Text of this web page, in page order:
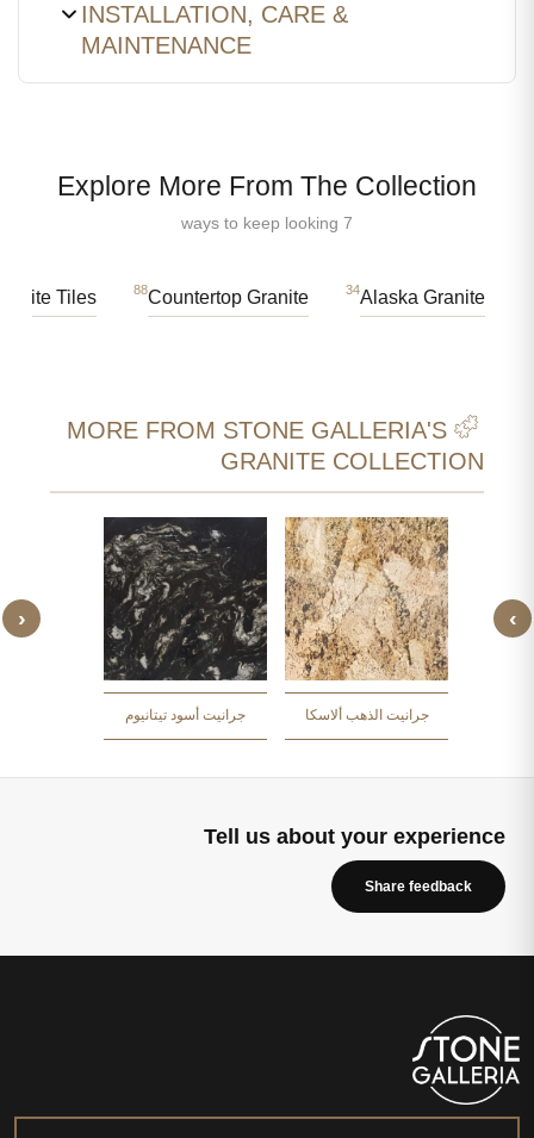
INSTALLATION, CARE &
MAINTENANCE
Explore More From The Collection
7 ways to keep looking
Alaska Granite
34
Countertop Granite
88
Tiles
MORE FROM STONE GALLERIA'S
GRANITE COLLECTION
‹
جرانيت الذهب ألاسكا جرانيت أسود تيتانيوم
›
Tell us about your experience
Share feedback